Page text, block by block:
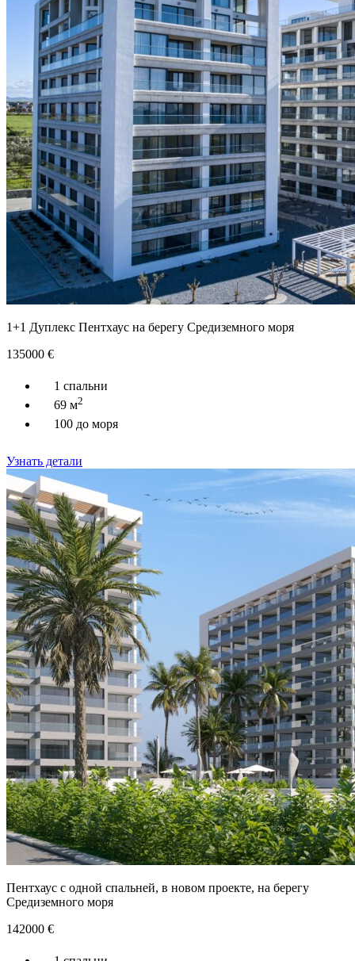
1+1 Дуплекс Пентхаус на берегу Средиземного моря
135000 €
1 спальни
69 м2
100 до моря
Узнать детали
Пентхаус с одной спальней, в новом проекте, на берегу
Средиземного моря
142000 €